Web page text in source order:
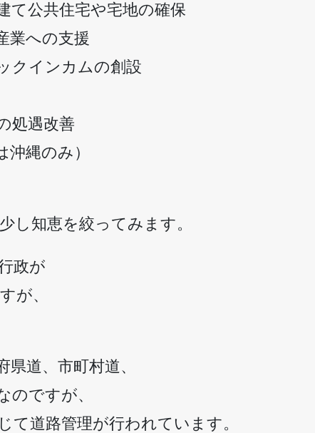
て公共住宅や宅地の確保
業への支援
クインカムの創設
処遇改善
沖縄のみ）
し知恵を絞ってみます。
政が
が、
道、市町村道、
のですが、
て道路管理が行われています。